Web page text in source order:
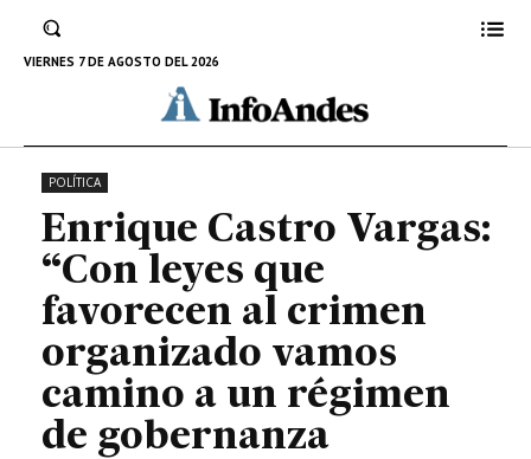
VIERNES 7 DE AGOSTO DEL 2026
organizado vamos camino a un
régimen de gobernanza criminal”
22 DE ENERO DE 2025
POLÍTICA
Enrique Castro Vargas:
“Con leyes que
favorecen al crimen
organizado vamos
camino a un régimen
de gobernanza